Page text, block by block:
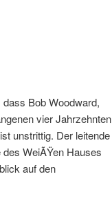
Bob Woodward,
vier Jahrzehnten
unstrittig. Der leitende
WeiÃŸen Hauses
auf den